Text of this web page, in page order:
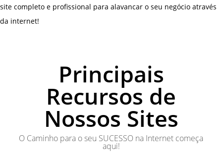
site completo e profissional para alavancar o seu negócio através
da internet!
Principais
Recursos de
Nossos Sites
O Caminho para o seu SUCESSO na Internet começa
aqui!